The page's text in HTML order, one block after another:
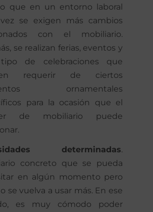
que en un entorno laboral
se exigen más cambios
con el mobiliario.
se realizan ferias, eventos y
de celebraciones que
requerir de ciertos
ornamentales
para la ocasión que el
de mobiliario puede
determinadas.
concreto que se pueda
en algún momento pero
se vuelva a usar más. En ese
es muy cómodo poder